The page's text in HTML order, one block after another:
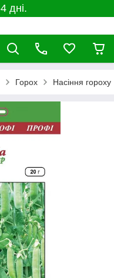
дні.
Горох Насіння